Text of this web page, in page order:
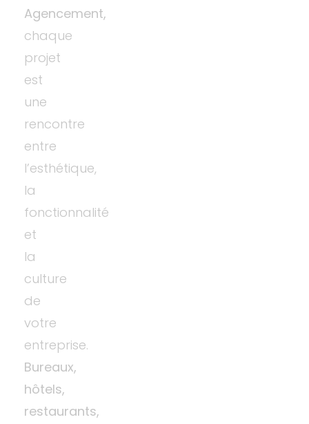
Agencement,
chaque
projet
est
une
rencontre
entre
l’esthétique,
la
fonctionnalité
et
la
culture
de
votre
entreprise.
Bureaux,
hôtels,
restaurants,